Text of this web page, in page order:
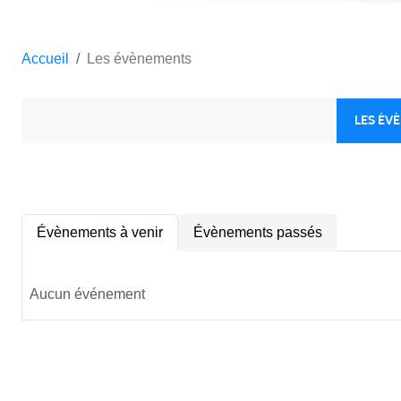
Accueil Les évènements
LES
Évènements à venir Évènements passés
Aucun événement